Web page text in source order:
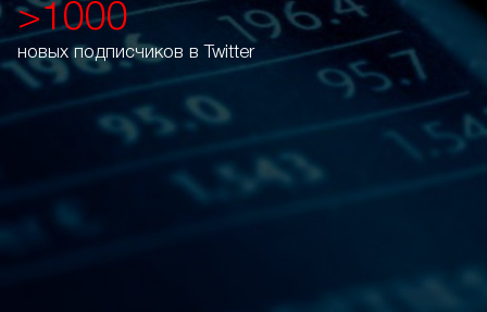
>1000
новых подписчиков в Twitter